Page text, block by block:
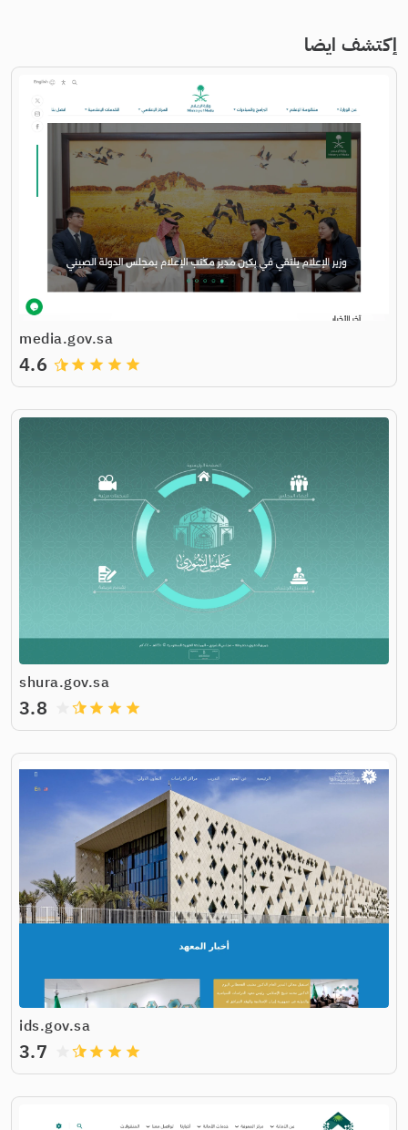
إكتشف ايضا
media.gov.sa
grade
grade
grade
grade
4.6
shura.gov.sa
grade
grade
grade
3.8
ids.gov.sa
grade
grade
grade
3.7